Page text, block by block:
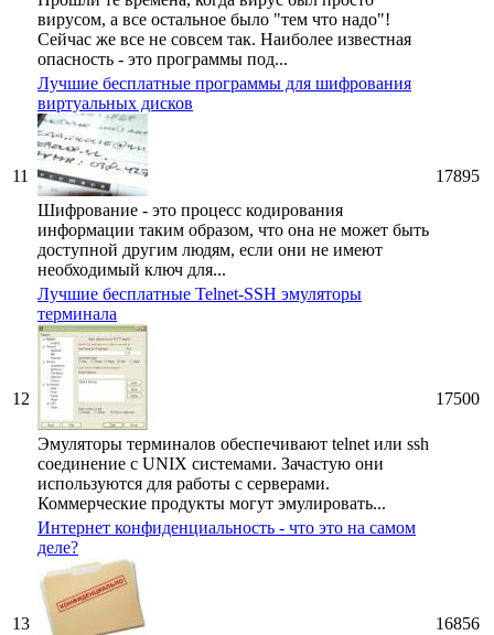
вирусом, а все остальное было "тем что надо"!
Сейчас же все не совсем так. Наиболее известная
опасность - это программы под...
11
Лучшие бесплатные программы для шифрования
виртуальных дисков
Шифрование - это процесс кодирования
информации таким образом, что она не может быть
доступной другим людям, если они не имеют
необходимый ключ для...
17895
12
Лучшие бесплатные Telnet-SSH эмуляторы
терминала
Эмуляторы терминалов обеспечивают telnet или ssh
соединение с UNIX системами. Зачастую они
используются для работы с серверами.
Коммерческие продукты могут эмулировать...
17500
13
Интернет конфиденциальность - что это на самом
деле?
16856